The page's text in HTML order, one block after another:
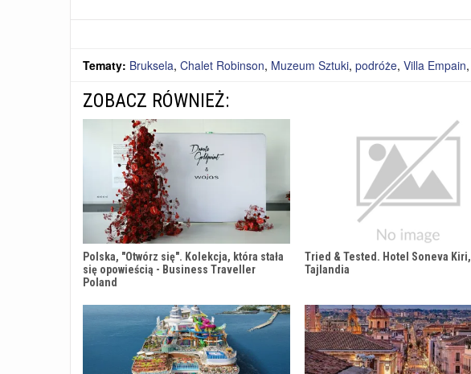
Tematy: Bruksela, Chalet Robinson, Muzeum Sztuki, podróże, Villa Empain,
ZOBACZ RÓWNIEŻ:
Polska, "Otwórz się". Kolekcja, która stała
się opowieścią - Business Traveller
Poland
Tried & Tested. Hotel Soneva Kiri,
Tajlandia